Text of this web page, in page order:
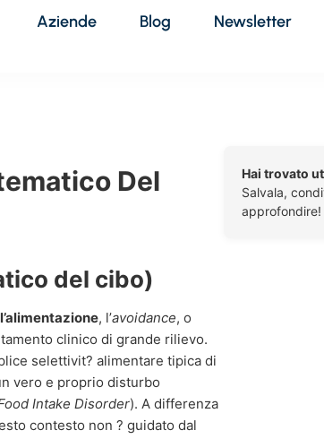
Aziende Blog Newsletter
Del
del cibo)
, l’avoidance, o
clinico di grande rilievo.
selettivit? alimentare tipica di
vero e proprio disturbo
Intake Disorder). A differenza
contesto non ? guidato dal
Hai trovato
Salvala,
approfondire!